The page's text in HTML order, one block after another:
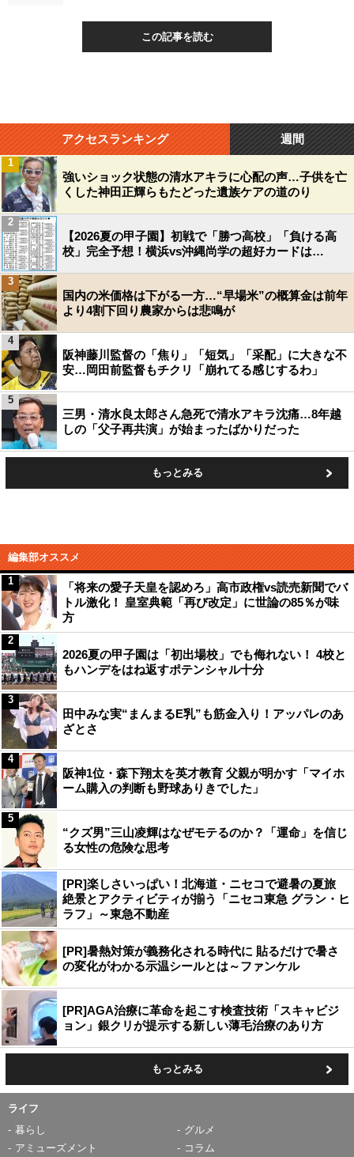
この記事を読む
アクセスランキング 週間
強いショック状態の清水アキラに心配の声…子供を亡
くした神田正輝らもたどった遺族ケアの道のり
1
【2026夏の甲子園】初戦で「勝つ高校」「負ける高
校」完全予想！横浜vs沖縄尚学の超好カードは…
2
国内の米価格は下がる一方…“早場米”の概算金は前年
より4割下回り農家からは悲鳴が
3
阪神藤川監督の「焦り」「短気」「采配」に大きな不
安…岡田前監督もチクリ「崩れてる感じするわ」
4
三男・清水良太郎さん急死で清水アキラ沈痛…8年越
しの「父子再共演」が始まったばかりだった
5
もっとみる
編集部オススメ
「将来の愛子天皇を認めろ」高市政権vs読売新聞でバ
トル激化！ 皇室典範「再び改定」に世論の85％が味
方
1
2026夏の甲子園は「初出場校」でも侮れない！ 4校と
もハンデをはね返すポテンシャル十分
2
田中みな実“まんまるE乳”も筋金入り！アッパレのあ
ざとさ
3
阪神1位・森下翔太を英才教育 父親が明かす「マイホ
ーム購入の判断も野球ありきでした」
4
“クズ男”三山凌輝はなぜモテるのか？「運命」を信じ
る女性の危険な思考
5
[PR]楽しさいっぱい！北海道・ニセコで避暑の夏旅
絶景とアクティビティが揃う「ニセコ東急 グラン・ヒ
ラフ」～東急不動産
[PR]暑熱対策が義務化される時代に 貼るだけで暑さ
の変化がわかる示温シールとは～ファンケル
[PR]AGA治療に革命を起こす検査技術「スキャビジ
ョン」銀クリが提示する新しい薄毛治療のあり方
もっとみる
ライフ
暮らし
グルメ
アミューズメント
コラム